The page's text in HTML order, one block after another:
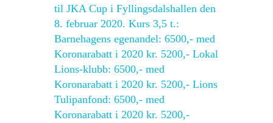
til JKA Cup i Fyllingsdalshallen den
8. februar 2020. Kurs 3,5 t.:
Barnehagens egenandel: 6500,- med
Koronarabatt i 2020 kr. 5200,- Lokal
Lions-klubb: 6500,- med
Koronarabatt i 2020 kr. 5200,- Lions
Tulipanfond: 6500,- med
Koronarabatt i 2020 kr. 5200,-